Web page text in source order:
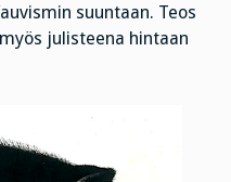
suuntaan. Teos
julisteena hintaan